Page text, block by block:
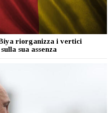
riorganizza i vertici
sua assenza